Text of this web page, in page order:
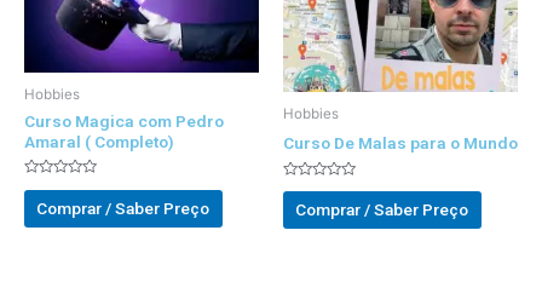
Hobbies
Curso Magica com Pedro
Amaral ( Completo)
Avaliado
out
of
Comprar / Saber Preço
Hobbies
Curso De Malas para o Mundo
Avaliado
out
of
Comprar / Saber Preço